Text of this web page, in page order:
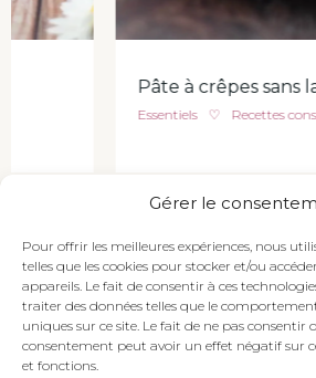
Gérer le
Pour offrir les meilleures expériences, nous
telles que les cookies pour stocker et/ou
appareils. Le fait de consentir à ces
traiter des données telles que le
uniques sur ce site. Le fait de ne pas consentir
consentement peut avoir un effet négatif sur
et fonctions.
Pâte à crêpes sans lait et
Recettes conscientes